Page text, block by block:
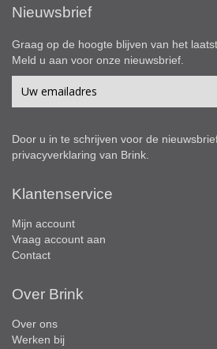
Nieuwsbrief
Graag op de hoogte blijven van het
Meld u aan voor onze nieuwsbrief.
Door u in te schrijven voor de
privacyverklaring van Brink.
Klantenservice
Mijn account
Vraag account aan
Contact
Over Brink
Over ons
Werken bij